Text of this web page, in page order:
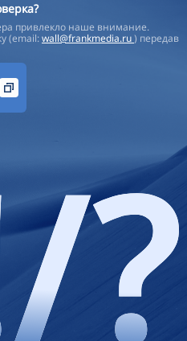
привлекло наше внимание.
(email:wall@frankmedia.ru) передав